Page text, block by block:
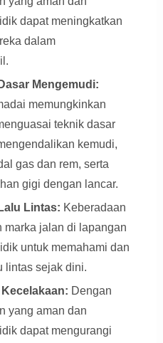
dapat meningkatkan
dalam
Mengemudi:
memungkinkan
teknik dasar
kemudi,
gas dan rem, serta
gigi dengan lancar.
Lintas: Keberadaan
marka jalan di lapangan
untuk memahami dan
lintas sejak dini.
Dengan
yang aman dan
dapat mengurangi